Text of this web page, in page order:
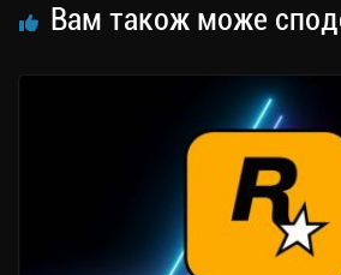
Вам також може